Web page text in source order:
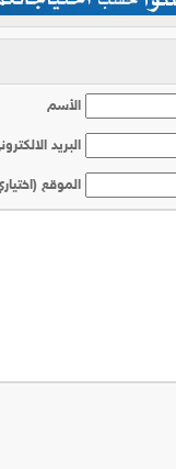
الأسم
البريد
الموقع